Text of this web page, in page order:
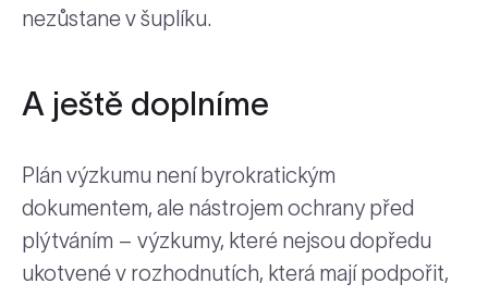
nezůstane v šuplíku.
A ještě doplníme
Plán výzkumu není byrokratickým
dokumentem, ale nástrojem ochrany před
plýtváním – výzkumy, které nejsou dopředu
ukotvené v rozhodnutích, která mají podpořit,